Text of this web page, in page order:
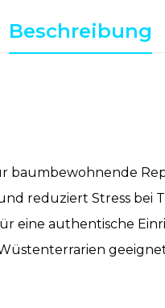
Beschreibung
baumbewohnende
reduziert Stress bei
eine authentische